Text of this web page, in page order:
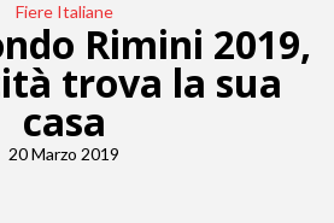
Fiere Italiane
Rimini 2019,
trova la sua
casa
20 Marzo 2019